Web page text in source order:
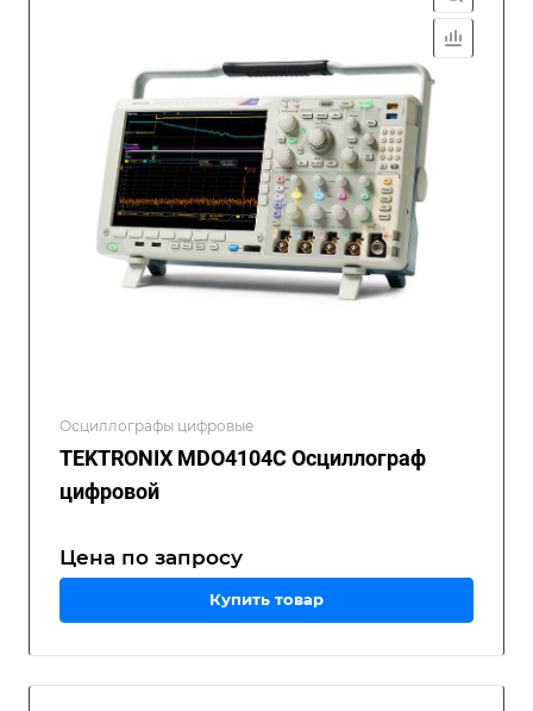
Осциллографы цифровые
TEKTRONIX MDO4104C Осциллограф
цифровой
Цена по запросу
Купить товар